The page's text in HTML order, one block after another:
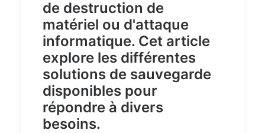
de destruction de
matériel ou d'attaque
informatique. Cet article
explore les différentes
solutions de sauvegarde
disponibles pour
répondre à divers
besoins.